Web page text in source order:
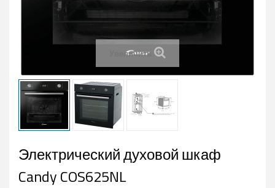
Увеличить
Электрический духовой шкаф
Candy COS625NL